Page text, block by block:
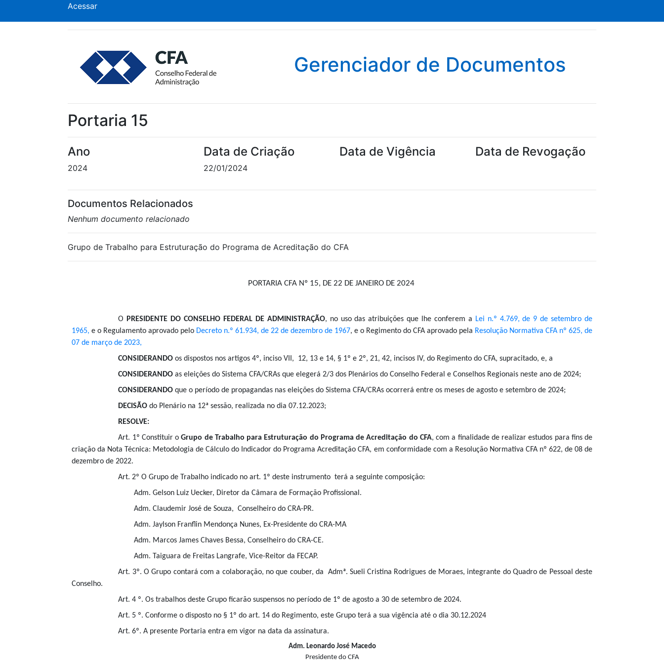
Acessar
Gerenciador de Documentos
Portaria 15
Ano
2024
Data de Criação
22/01/2024
Data de Vigência Data de Revogação
Documentos Relacionados
Nenhum documento relacionado
Grupo de Trabalho para Estruturação do Programa de Acreditação do CFA
PORTARIA CFA Nº 15, DE 22 DE JANEIRO DE 2024
O PRESIDENTE DO CONSELHO FEDERAL DE ADMINISTRAÇÃO, no uso das atribuições que lhe conferem a Lei n.º 4.769, de 9 de setembro de
1965, e o Regulamento aprovado pelo Decreto n.º 61.934, de 22 de dezembro de 1967, e o Regimento do CFA aprovado pela Resolução Normativa CFA nº 625, de
07 de março de 2023,
CONSIDERANDO os dispostos nos artigos 4º, inciso VII, 12, 13 e 14, § 1º e 2º, 21, 42, incisos IV, do Regimento do CFA, supracitado, e, a
CONSIDERANDO as eleições do Sistema CFA/CRAs que elegerá 2/3 dos Plenários do Conselho Federal e Conselhos Regionais neste ano de 2024;
CONSIDERANDOque o período de propagandas nas eleições do Sistema CFA/CRAs ocorrerá entre os meses de agosto e setembro de 2024;
DECISÃO do Plenário na 12ª sessão, realizada no dia 07.12.2023;
RESOLVE:
Art. 1º Constituir oGrupo de Trabalho para Estruturação do Programa de Acreditação do CFA, com a finalidade de realizar estudos para fins de
criação da Nota Técnica: Metodologia de Cálculo do Indicador do Programa Acreditação CFA, em conformidade com a Resolução Normativa CFA nº 622, de 08 de
dezembro de 2022.
Art. 2º O Grupo de Trabalho indicado no art. 1º deste instrumento terá a seguinte composição:
Adm. Gelson Luiz Uecker, Diretor da Câmara de Formação Profissional.
Adm. Claudemir José de Souza, Conselheiro do CRA-PR.
Adm. Jaylson Franflin Mendonça Nunes, Ex-Presidente do CRA-MA
Adm. Marcos James Chaves Bessa, Conselheiro do CRA-CE.
Adm. Taiguara de Freitas Langrafe, Vice-Reitor da FECAP.
Art. 3º. O Grupo contará com a colaboração, no que couber, da Admª. Sueli Cristina Rodrigues de Moraes, integrante do Quadro de Pessoal deste
Conselho.
Art. 4 º. Os trabalhos deste Grupo ficarão suspensos no período de 1º de agosto a 30 de setembro de 2024.
Art. 5 º. Conforme o disposto no § 1º do art. 14 do Regimento, este Grupo terá a sua vigência até o dia 30.12.2024
Art. 6º. A presente Portaria entra em vigor na data da assinatura.
Adm. Leonardo José Macedo
Presidente do CFA